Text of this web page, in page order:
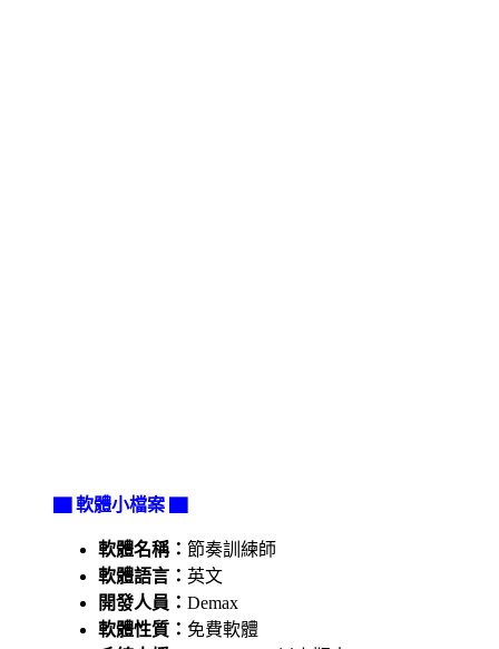
▇ 軟體小檔案 ▇
軟體名稱： 節奏訓練師
軟體語言： 英文
開發人員： Demax
軟體性質： 免費軟體